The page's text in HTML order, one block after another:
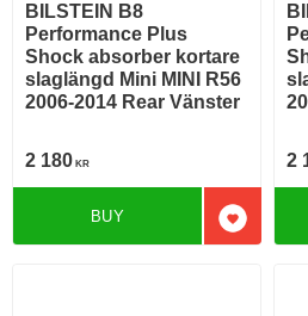
BILSTEIN B8
Performance Plus
Shock absorber kortare
slaglängd Mini MINI R56
2006-2014 Rear Vänster
2 180 KR
Add to
BUY
2